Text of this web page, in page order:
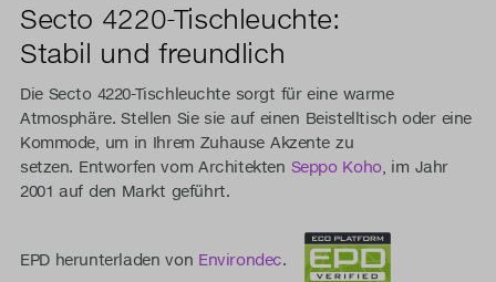
Secto 4220-Tischleuchte:
Stabil und freundlich
Die Secto 4220-Tischleuchte sorgt für eine warme
Atmosphäre. Stellen Sie sie auf einen Beistelltisch oder eine
Kommode, um in Ihrem Zuhause Akzente zu
setzen. Entworfen vom Architekten Seppo Koho, im Jahr
2001 auf den Markt geführt.
EPD herunterladen von Environdec.